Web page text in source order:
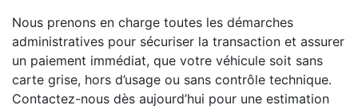
Nous prenons en charge toutes les démarches
administratives pour sécuriser la transaction et assurer
un paiement immédiat, que votre véhicule soit sans
carte grise, hors d’usage ou sans contrôle technique.
Contactez-nous dès aujourd’hui pour une estimation